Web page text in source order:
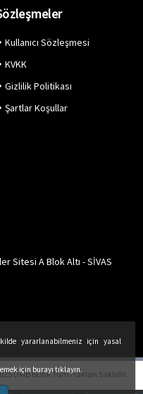
Kullanıcı Sözleşmesi
KVKK
Gizlilik Politikası
Şartlar Koşullar
Sitesi A Blok Altı - SİVAS
DMB Butik Tüm Hakları Saklıdır.
yararlanabilmeniz için yasal
için burayı tıklayın.